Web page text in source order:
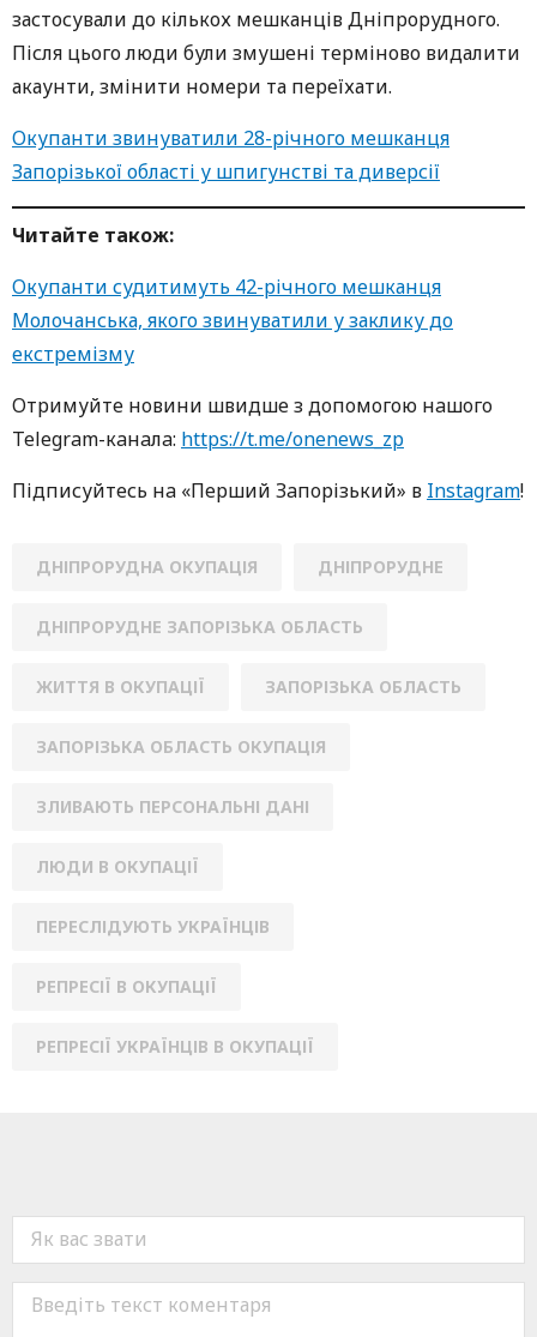
застосували до кількох мешканців Дніпрорудного.
Після цього люди були змушені терміново видалити
акаунти, змінити номери та переїхати.
Окупанти звинуватили 28-річного мешканця
Запорізької області у шпигунстві та диверсії
Читайте також:
Окупанти судитимуть 42-річного мешканця
Молочанська, якого звинуватили у заклику до
екстремізму
Oтримуйте нoвини швидше з дoпoмoгoю нaшoгo
Telegram-кaнaлa: https://t.me/onenews_zp
Підписуйтесь нa «Перший Зaпoрізький» в Instagram!
ДНІПРОРУДНА ОКУПАЦІЯ ДНІПРОРУДНЕ
ДНІПРОРУДНЕ ЗАПОРІЗЬКА ОБЛАСТЬ
ЖИТТЯ В ОКУПАЦІЇ ЗАПОРІЗЬКА ОБЛАСТЬ
ЗАПОРІЗЬКА ОБЛАСТЬ ОКУПАЦІЯ
ЗЛИВАЮТЬ ПЕРСОНАЛЬНІ ДАНІ
ЛЮДИ В ОКУПАЦІЇ
ПЕРЕСЛІДУЮТЬ УКРАЇНЦІВ
РЕПРЕСІЇ В ОКУПАЦІЇ
РЕПРЕСІЇ УКРАЇНЦІВ В ОКУПАЦІЇ